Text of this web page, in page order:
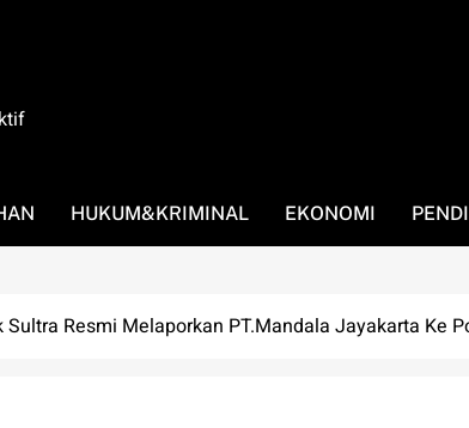
HUKUM&KRIMINAL EKONOMI
Sultra Resmi Melaporkan PT.Mandala Jayakarta Ke